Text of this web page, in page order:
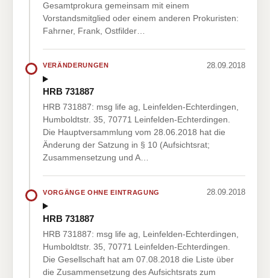
Gesamtprokura gemeinsam mit einem
Vorstandsmitglied oder einem anderen Prokuristen:
Fahrner, Frank, Ostfilder…
VERÄNDERUNGEN 28.09.2018
HRB 731887
HRB 731887: msg life ag, Leinfelden-Echterdingen,
Humboldtstr. 35, 70771 Leinfelden-Echterdingen.
Die Hauptversammlung vom 28.06.2018 hat die
Änderung der Satzung in § 10 (Aufsichtsrat;
Zusammensetzung und A…
VORGÄNGE OHNE EINTRAGUNG 28.09.2018
HRB 731887
HRB 731887: msg life ag, Leinfelden-Echterdingen,
Humboldtstr. 35, 70771 Leinfelden-Echterdingen.
Die Gesellschaft hat am 07.08.2018 die Liste über
die Zusammensetzung des Aufsichtsrats zum